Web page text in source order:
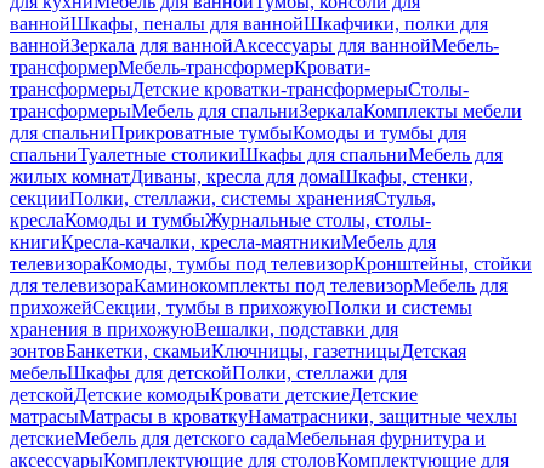
ваннойШкафы, пеналы для ваннойШкафчики, полки для
ваннойЗеркала для ваннойАксессуары для ваннойМебель-
трансформерМебель-трансформерКровати-
трансформерыДетские кроватки-трансформерыСтолы-
трансформерыМебель для спальниЗеркалаКомплекты мебели
для спальниПрикроватные тумбыКомоды и тумбы для
спальниТуалетные столикиШкафы для спальниМебель для
жилых комнатДиваны, кресла для домаШкафы, стенки,
секцииПолки, стеллажи, системы храненияСтулья,
креслаКомоды и тумбыЖурнальные столы, столы-
книгиКресла-качалки, кресла-маятникиМебель для
телевизораКомоды, тумбы под телевизорКронштейны, стойки
для телевизораКаминокомплекты под телевизорМебель для
прихожейСекции, тумбы в прихожуюПолки и системы
хранения в прихожуюВешалки, подставки для
зонтовБанкетки, скамьиКлючницы, газетницыДетская
мебельШкафы для детскойПолки, стеллажи для
детскойДетские комодыКровати детскиеДетские
матрасыМатрасы в кроваткуНаматрасники, защитные чехлы
детскиеМебель для детского садаМебельная фурнитура и
аксессуарыКомплектующие для столовКомплектующие для